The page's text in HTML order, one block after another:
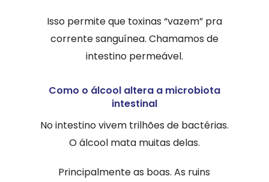
Isso permite que toxinas “vazem” pra
corrente sanguínea. Chamamos de
intestino permeável.
Como o álcool altera a microbiota
intestinal
No intestino vivem trilhões de bactérias.
O álcool mata muitas delas.
Principalmente as boas. As ruins